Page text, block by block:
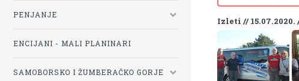
Izleti //
PENJANJE
ENCIJANI - MALI PLANINARI
SAMOBORSKO I ŽUMBERAČKO GORJE